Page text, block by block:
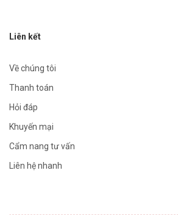
Liên kết
Về chúng tôi
Thanh toán
Hỏi đáp
Khuyến mại
Cẩm nang tư vấn
Liên hệ nhanh